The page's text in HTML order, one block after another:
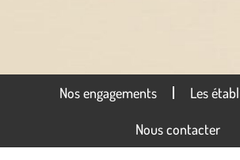
Nos engagements Les
Nous contacter